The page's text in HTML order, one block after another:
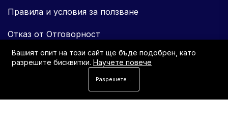
Правила и условия за ползване
Отказ от Отговорност
Общи Условия За Ползване
Политика за бисквитки
Политика за поверителност
Вашият опит на този сайт ще бъде подобрен, като
разрешите бисквитки. Научете повече
Разрешете бисквитките